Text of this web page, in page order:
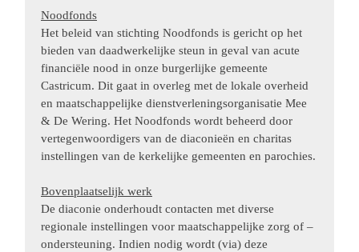
Noodfonds
Het beleid van stichting Noodfonds is gericht op het
bieden van daadwerkelijke steun in geval van acute
financiële nood in onze burgerlijke gemeente
Castricum. Dit gaat in overleg met de lokale overheid
en maatschappelijke dienstverleningsorganisatie Mee
& De Wering. Het Noodfonds wordt beheerd door
vertegenwoordigers van de diaconieën en charitas
instellingen van de kerkelijke gemeenten en parochies.
Bovenplaatselijk werk
De diaconie onderhoudt contacten met diverse
regionale instellingen voor maatschappelijke zorg of –
ondersteuning. Indien nodig wordt (via) deze